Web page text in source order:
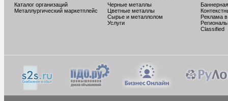
Каталог организаций
Металлургический маркетплейс
Черные металлы
Цветные металлы
Сырье и металлолом
Услуги
Реклама
Classified